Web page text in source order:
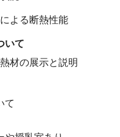
よる断熱性能
いて
材の展示と説明
て